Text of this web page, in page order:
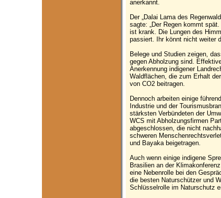
anerkannt.
Der „Dalai Lama des
sagte: „Der Regen kommt
ist krank. Die Lungen des
passiert. Ihr könnt nicht weiter
Belege und Studien zeigen,
gegen Abholzung sind.
Anerkennung indigener
Waldflächen, die zum Erhalt
von CO2 beitragen.
Dennoch arbeiten einige
Industrie und der
stärksten Verbündeten der
WCS mit Abholzungsfirmen
abgeschlossen, die nicht
schweren
und Bayaka beigetragen.
Auch wenn einige indigene
Brasilien an der
eine Nebenrolle bei den
die besten Naturschützer und
Schlüsselrolle im Naturschutz